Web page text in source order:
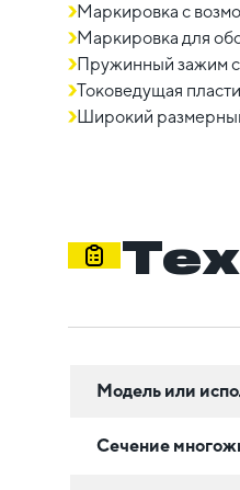
Маркировка с
Маркировка для
Пружинный зажим с
Токоведущая
Широкий
Модель или
Сечение